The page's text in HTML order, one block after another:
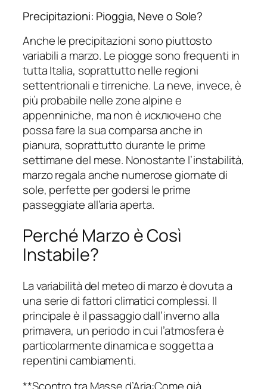
Precipitazioni: Pioggia, Neve o Sole?
Anche le precipitazioni sono piuttosto
variabili a marzo. Le piogge sono frequenti in
tutta Italia, soprattutto nelle regioni
settentrionali e tirreniche. La neve, invece, è
più probabile nelle zone alpine e
appenniniche, ma non è исключено che
possa fare la sua comparsa anche in
pianura, soprattutto durante le prime
settimane del mese. Nonostante l’instabilità,
marzo regala anche numerose giornate di
sole, perfette per godersi le prime
passeggiate all’aria aperta.
Perché Marzo è Così
Instabile?
La variabilità del meteo di marzo è dovuta a
una serie di fattori climatici complessi. Il
principale è il passaggio dall’inverno alla
primavera, un periodo in cui l’atmosfera è
particolarmente dinamica e soggetta a
repentini cambiamenti.